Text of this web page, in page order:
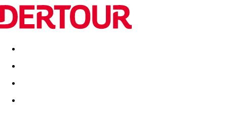
Destinatii Vacanta perfecta OFERTE DE NERATAT